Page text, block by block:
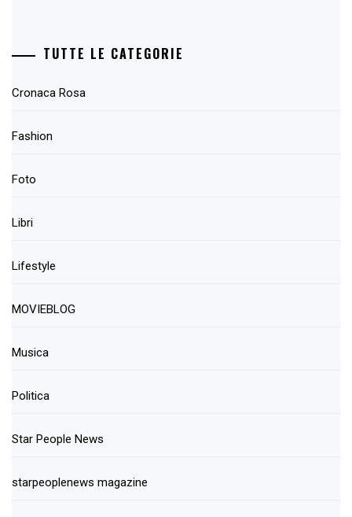
TUTTE LE CATEGORIE
Cronaca Rosa
Fashion
Foto
Libri
Lifestyle
MOVIEBLOG
Musica
Politica
Star People News
starpeoplenews magazine